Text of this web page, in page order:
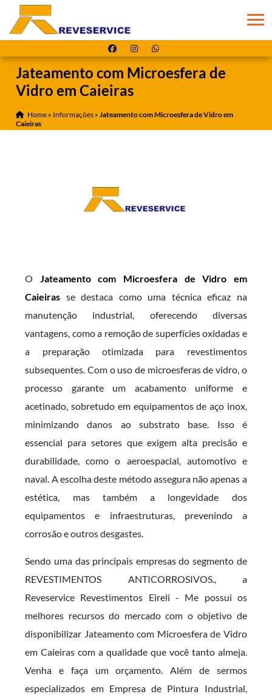
Jateamento com Microesfera de
Vidro em Caieiras
Home » Informações »Jateamento com Microesfera de Vidro em
Caieiras
O Jateamento com Microesfera de Vidro em
Caieiras se destaca como uma técnica eficaz na
manutenção industrial, oferecendo diversas
vantagens, como a remoção de superfícies oxidadas e
a preparação otimizada para revestimentos
subsequentes. Com o uso de microesferas de vidro, o
processo garante um acabamento uniforme e
acetinado, sobretudo em equipamentos de aço inox,
minimizando danos ao substrato base. Isso é
essencial para setores que exigem alta precisão e
durabilidade, como o aeroespacial, automotivo e
naval. A escolha deste método assegura não apenas a
estética, mas também a longevidade dos
equipamentos e infraestruturas, prevenindo a
corrosão e outros desgastes.
Sendo uma das principais empresas do segmento de
REVESTIMENTOS ANTICORROSIVOS., a
Reveservice Revestimentos Eireli - Me possui os
melhores recursos do mercado com o objetivo de
disponibilizar Jateamento com Microesfera de Vidro
em Caieiras com a qualidade que você tanto almeja.
Venha e faça um orçamento. Além de sermos
especializados em Empresa de Pintura Industrial,